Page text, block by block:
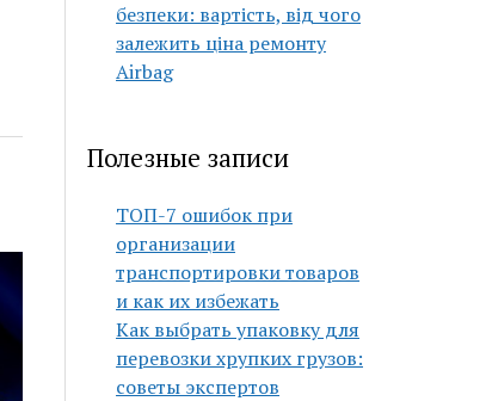
безпеки: вартість, від чого
залежить ціна ремонту
Airbag
Полезные записи
ТОП-7 ошибок при
организации
транспортировки товаров
и как их избежать
Как выбрать упаковку для
перевозки хрупких грузов:
советы экспертов